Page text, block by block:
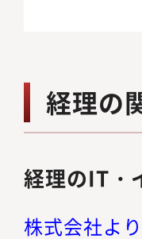
経理の
経理のIT・
株式会社よ